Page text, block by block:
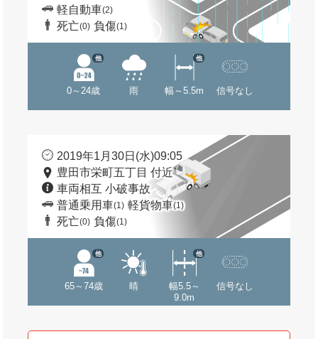
軽自動車(2)
死亡(0) 負傷(1)
0～24歳
他
雨 幅～5.5m
他
信号なし
2019年1月30日(水)09:05
豊田市栄町五丁目 付近
車両相互 小破事故
普通乗用車(1) 軽貨物車(1)
死亡(0) 負傷(1)
65～74歳
他
晴
幅5.5～
9.0m
他
信号なし